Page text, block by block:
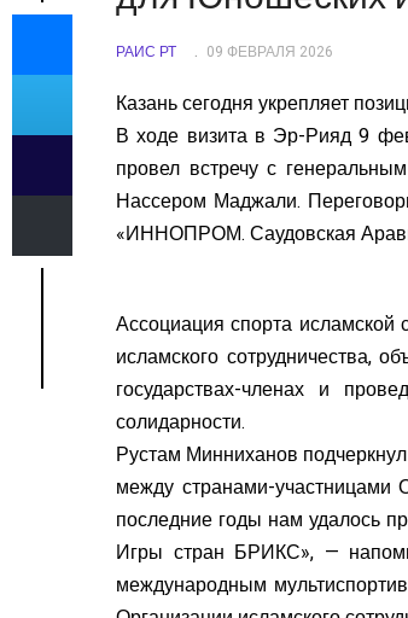
РАИС РТ 09 ФЕВРАЛЯ 2026
Казань сегодня укрепляет
В ходе визита в Эр-Рияд 9
провел встречу с
Нассером Маджали.
«ИННОПРОМ. Саудовская
Ассоциация спорта исламской
исламского сотрудничества,
государствах-членах и
солидарности.
Рустам Минниханов
между странами-
последние годы нам удалось
Игры стран БРИКС», —
международным